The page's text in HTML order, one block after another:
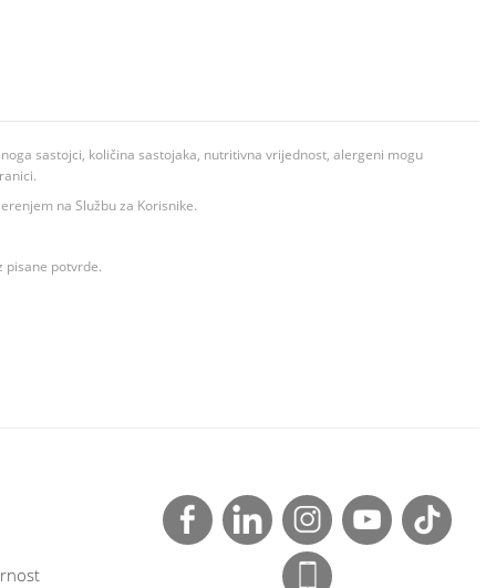
sastojci, količina sastojaka, nutritivna vrijednost, alergeni mogu
na Službu za Korisnike.
pisane potvrde.